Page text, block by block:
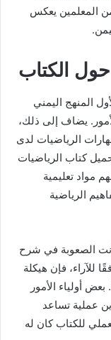
من المعلمين يعكس
حول الكتاب
المنهج اليمني
يضاف إلى ذلك،
الرياضيات لدى
كتاب الرياضيات
مواد تعليمية
الرياضية
الصعوبة في شرح
للآراء، فإن هيكلة
أولياء الأمور
عملية تساعد
للكتاب كان له